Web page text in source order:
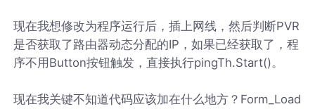
现在我想修改为程序运行后，插上网线，然后判断PVR
是否获取了路由器动态分配的IP，如果已经获取了，程
序不用Button按钮触发，直接执行pingTh.Start()。
现在我关键不知道代码应该加在什么地方？Form_Load